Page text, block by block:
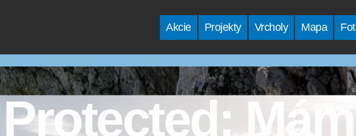
Akcie Projekty Vrcholy Mapa
Protected: